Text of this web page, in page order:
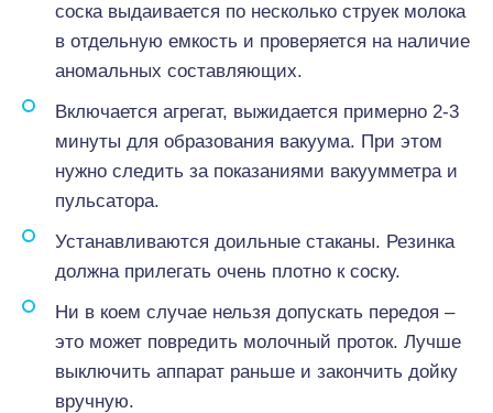
соска выдаивается по несколько струек молока
в отдельную емкость и проверяется на наличие
аномальных составляющих.
Включается агрегат, выжидается примерно 2-3
минуты для образования вакуума. При этом
нужно следить за показаниями вакуумметра и
пульсатора.
Устанавливаются доильные стаканы. Резинка
должна прилегать очень плотно к соску.
Ни в коем случае нельзя допускать передоя –
это может повредить молочный проток. Лучше
выключить аппарат раньше и закончить дойку
вручную.